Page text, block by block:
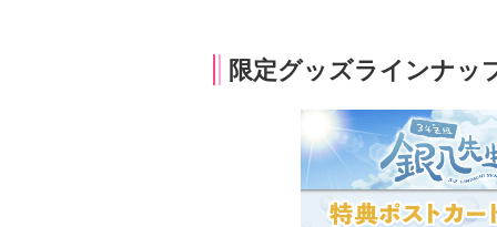
限定グッズラインナッ